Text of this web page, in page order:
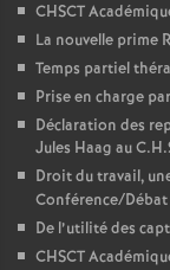
CHSCT
La nouvelle prime
Temps partiel
Prise en charge
Déclaration des
Jules Haag au
Droit du travail,
Conférence/Débat
De l’utilité des
CHSCT